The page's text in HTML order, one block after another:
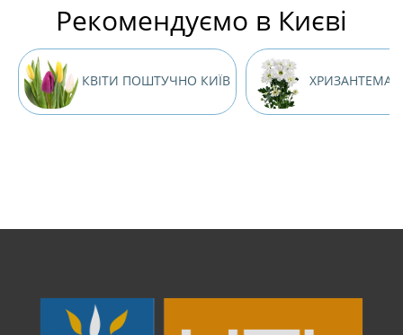
Рекомендуємо в Києві
КВІТИ ПОШТУЧНО КИЇВ ХРИЗАНТЕМА